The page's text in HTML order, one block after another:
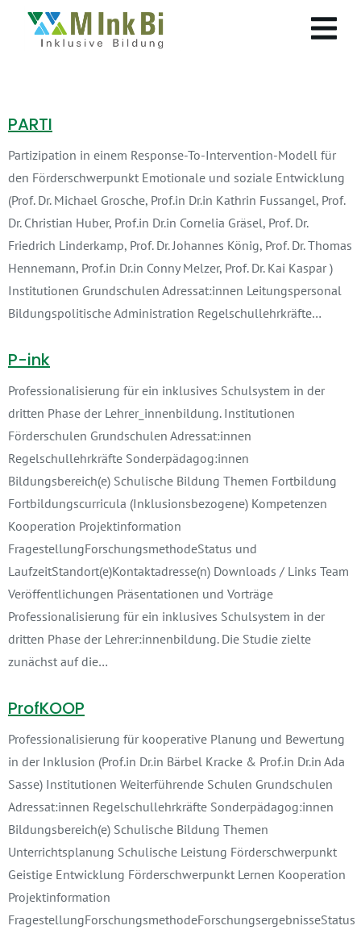
PARTI
Partizipation in einem Response-To-Intervention-Modell für
den Förderschwerpunkt Emotionale und soziale Entwicklung
(Prof. Dr. Michael Grosche, Prof.in Dr.in Kathrin Fussangel, Prof.
Dr. Christian Huber, Prof.in Dr.in Cornelia Gräsel, Prof. Dr.
Friedrich Linderkamp, Prof. Dr. Johannes König, Prof. Dr. Thomas
Hennemann, Prof.in Dr.in Conny Melzer, Prof. Dr. Kai Kaspar )
Institutionen Grundschulen Adressat:innen Leitungspersonal
Bildungspolitische Administration Regelschullehrkräfte…
P-ink
Professionalisierung für ein inklusives Schulsystem in der
dritten Phase der Lehrer_innenbildung. Institutionen
Förderschulen Grundschulen Adressat:innen
Regelschullehrkräfte Sonderpädagog:innen
Bildungsbereich(e) Schulische Bildung Themen Fortbildung
Fortbildungscurricula (Inklusionsbezogene) Kompetenzen
Kooperation Projektinformation
FragestellungForschungsmethodeStatus und
LaufzeitStandort(e)Kontaktadresse(n) Downloads / Links Team
Veröffentlichungen Präsentationen und Vorträge
Professionalisierung für ein inklusives Schulsystem in der
dritten Phase der Lehrer:innenbildung. Die Studie zielte
zunächst auf die…
ProfKOOP
Professionalisierung für kooperative Planung und Bewertung
in der Inklusion (Prof.in Dr.in Bärbel Kracke & Prof.in Dr.in Ada
Sasse) Institutionen Weiterführende Schulen Grundschulen
Adressat:innen Regelschullehrkräfte Sonderpädagog:innen
Bildungsbereich(e) Schulische Bildung Themen
Unterrichtsplanung Schulische Leistung Förderschwerpunkt
Geistige Entwicklung Förderschwerpunkt Lernen Kooperation
Projektinformation
FragestellungForschungsmethodeForschungsergebnisseStatus